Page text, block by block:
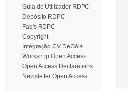
Guia do Utilizador RDPC
Depósito RDPC
Faq's RDPC
Copyright
Integração CV DeGóis
Workshop Open Access
Open Access Declarations
Newsletter Open Access